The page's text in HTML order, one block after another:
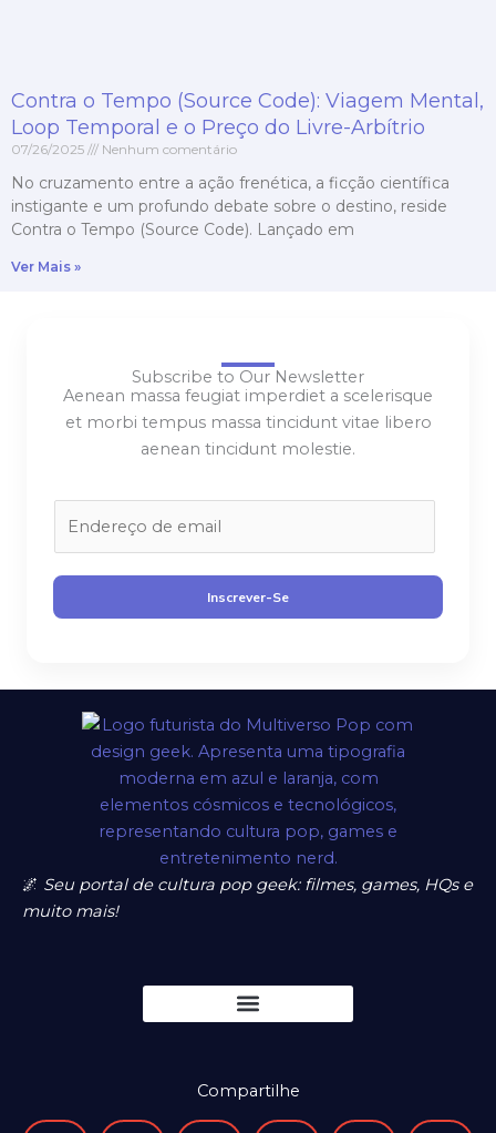
Contra o Tempo (Source Code): Viagem Mental,
Loop Temporal e o Preço do Livre-Arbítrio
07/26/2025 Nenhum comentário
No cruzamento entre a ação frenética, a ficção científica
instigante e um profundo debate sobre o destino, reside
Contra o Tempo (Source Code). Lançado em
Ver Mais »
Subscribe to Our Newsletter
Aenean massa feugiat imperdiet a scelerisque
et morbi tempus massa tincidunt vitae libero
aenean tincidunt molestie.
l
Inscrever-Se
🌌 Seu portal de cultura pop geek: filmes, games, HQs e
muito mais!
Compartilhe